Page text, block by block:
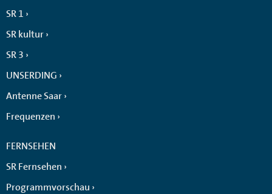
SR 1
SR kultur
SR 3
UNSERDING
Antenne Saar
Frequenzen
FERNSEHEN
SR Fernsehen
Programmvorschau